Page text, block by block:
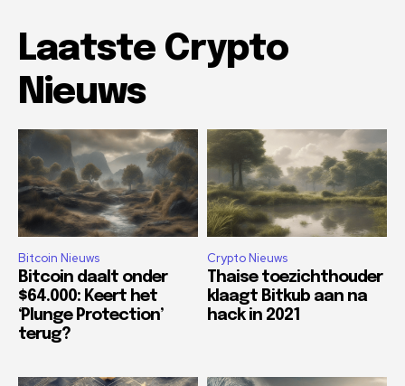
Laatste Crypto
Nieuws
Bitcoin Nieuws
Bitcoin daalt onder
$64.000: Keert het
‘Plunge Protection’
terug?
Crypto Nieuws
Thaise toezichthouder
klaagt Bitkub aan na
hack in 2021